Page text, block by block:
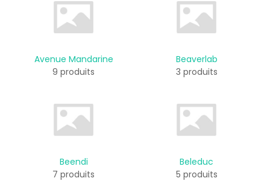
Avenue Mandarine
9 produits
Beaverlab
3 produits
Beendi
7 produits
Beleduc
5 produits